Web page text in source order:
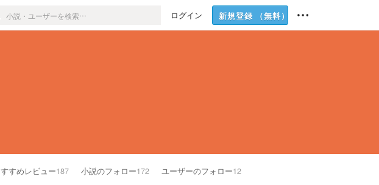
ログイン 新規登録 （無料）
すめレビュー187 小説のフォロー172 ユーザーのフォロー12